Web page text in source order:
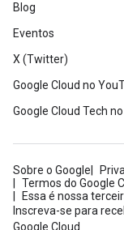
Blog
Eventos
X (Twitter)
Google Cloud no
Google Cloud Tech
Sobre o Google
Termos do Google
Essa é nossa
Inscreva-se para
Google Cloud